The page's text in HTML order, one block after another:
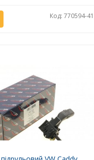
Код: 770594-41